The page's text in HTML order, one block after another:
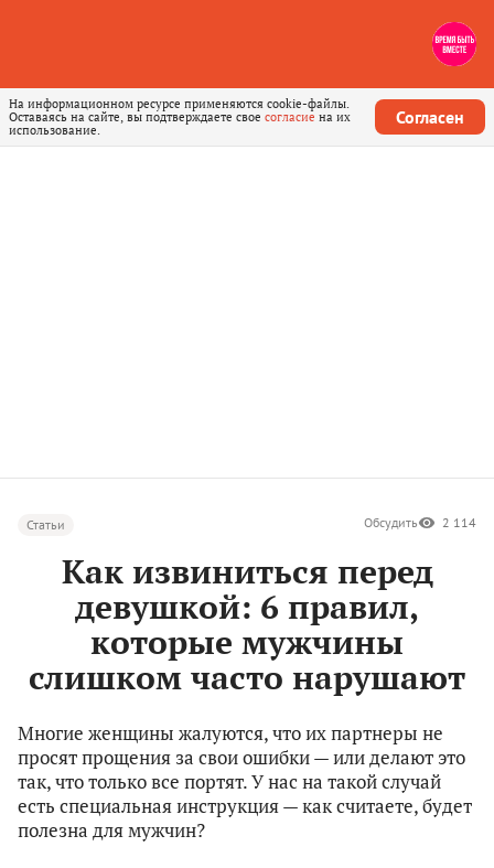
На информационном ресурсе применяются cookie-файлы.
Оставаясь на сайте, вы подтверждаете свое согласие на их
использование.
Согласен
Статьи Обсудить 2 114
Как извиниться перед
девушкой: 6 правил,
которые мужчины
слишком часто нарушают
Многие женщины жалуются, что их партнеры не
просят прощения за свои ошибки — или делают это
так, что только все портят. У нас на такой случай
есть специальная инструкция — как считаете, будет
полезна для мужчин?